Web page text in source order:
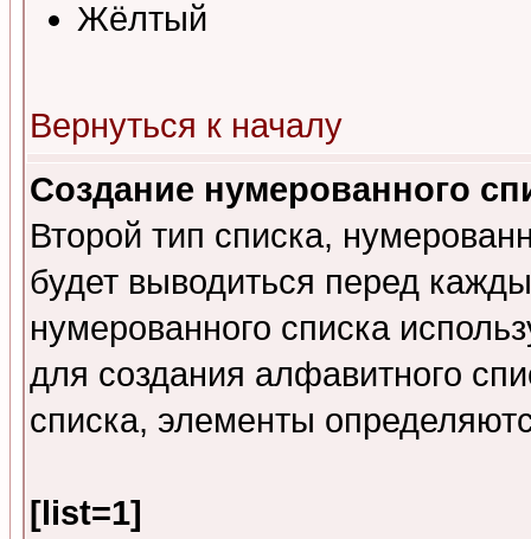
Жёлтый
Вернуться к началу
Создание нумерованного
Второй тип списка,
будет выводиться перед
нумерованного списка
для создания алфавитного
списка, элементы
[list=1]